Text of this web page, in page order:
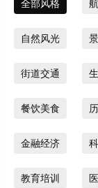
全部风格
自然风光
街道交通
餐饮美食
金融经济
教育培训